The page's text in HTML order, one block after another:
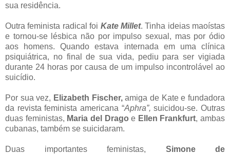
sua residência.
Outra feminista radical foi Kate Millet. Tinha ideias maoístas
e tornou-se lésbica não por impulso sexual, mas por ódio
aos homens. Quando estava internada em uma clínica
psiquiátrica, no final de sua vida, pediu para ser vigiada
durante 24 horas por causa de um impulso incontrolável ao
suicídio.
Por sua vez, Elizabeth Fischer,amiga de Kate e fundadora
da revista feminista americana “Aphra”, suicidou-se. Outras
duas feministas, Maria del Drago e Ellen Frankfurt, ambas
cubanas, também se suicidaram.
Duas importantes feministas, Simone de